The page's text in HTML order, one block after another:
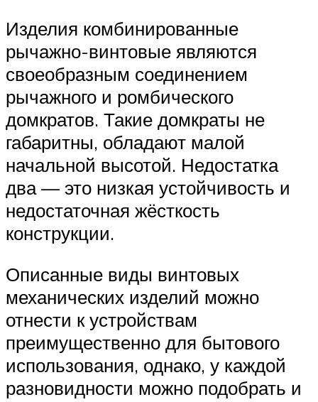
Изделия комбинированные
рычажно-винтовые являются
своеобразным соединением
рычажного и ромбического
домкратов. Такие домкраты не
габаритны, обладают малой
начальной высотой. Недостатка
два — это низкая устойчивость и
недостаточная жёсткость
конструкции.
Описанные виды винтовых
механических изделий можно
отнести к устройствам
преимущественно для бытового
использования, однако, у каждой
разновидности можно подобрать и